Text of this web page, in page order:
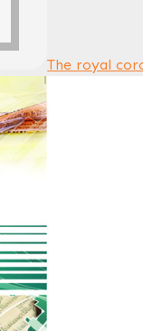
The royal